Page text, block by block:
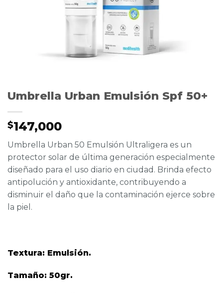
Umbrella Urban Emulsión Spf 50+
$147,000
Umbrella Urban 50 Emulsión Ultraligera es un
protector solar de última generación especialmente
diseñado para el uso diario en ciudad. Brinda efecto
antipolución y antioxidante, contribuyendo a
disminuir el daño que la contaminación ejerce sobre
la piel.
Textura: Emulsión.
Tamaño: 50gr.